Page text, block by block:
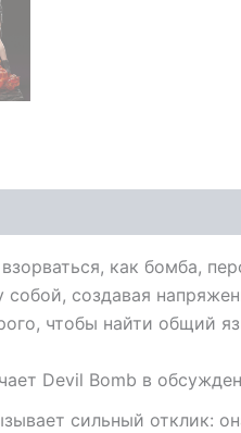
как бомба,
создавая
чтобы найти общий
Devil Bomb в
сильный отклик: